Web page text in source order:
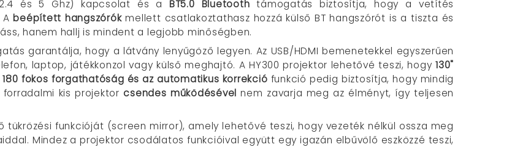
és 5 Ghz) kapcsolat és a BT5.0 Bluetooth támogatás biztosítja, hogy a vetítés
beépített hangszórókmellett csatlakoztathasz hozzá külső BT hangszórót is a tiszta és
hanem hallj is mindent a legjobb minőségben.
garantálja, hogy a látvány lenyűgöző legyen. Az USB/HDMI bemenetekkel egyszerűen
laptop, játékkonzol vagy külső meghajtó. A HY300 projektor lehetővé teszi, hogy 130"
180 fokos forgathatóság és az automatikus korrekció funkció pedig biztosítja, hogy mindig
kis projektor csendes működésével nem zavarja meg az élményt, így teljesen
tükrözési funkcióját (screen mirror), amely lehetővé teszi, hogy vezeték nélkül ossza meg
Mindez a projektor csodálatos funkcióival együtt egy igazán elbűvölő eszközzé teszi,